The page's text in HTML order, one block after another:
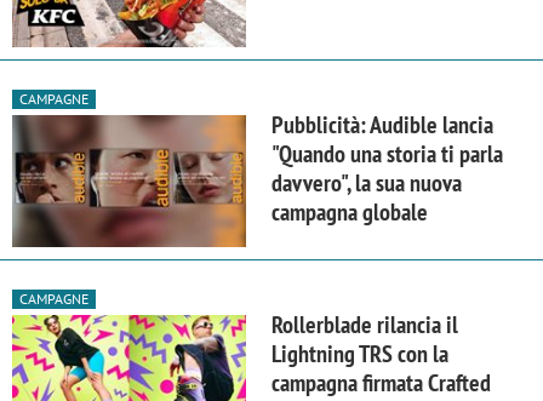
CAMPAGNE
Pubblicità: Audible lancia
"Quando una storia ti parla
davvero", la sua nuova
campagna globale
CAMPAGNE
Rollerblade rilancia il
Lightning TRS con la
campagna firmata Crafted